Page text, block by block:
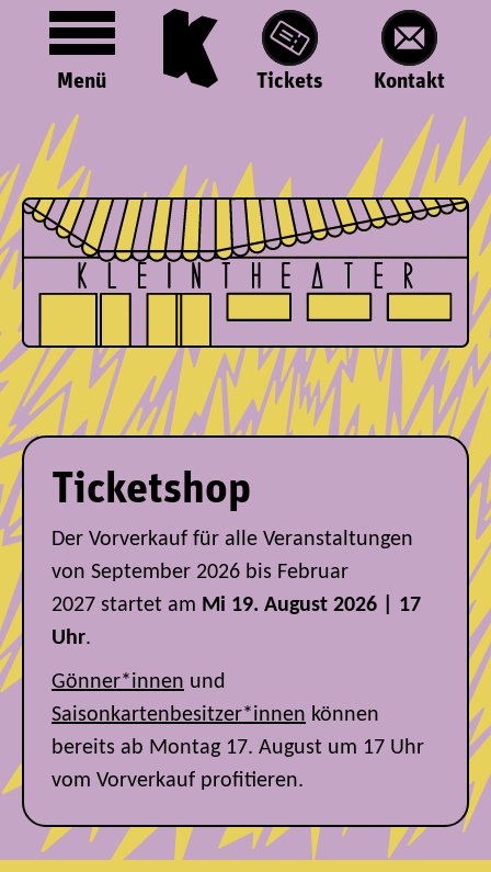
Menü Tickets Kontakt
Ticketshop
Der Vorverkauf für alle Veranstaltungen
von September 2026 bis Februar
2027 startet am Mi 19. August 2026 | 17
Uhr.
Gönner*innen und
Saisonkartenbesitzer*innen können
bereits ab Montag 17. August um 17 Uhr
vom Vorverkauf profitieren.